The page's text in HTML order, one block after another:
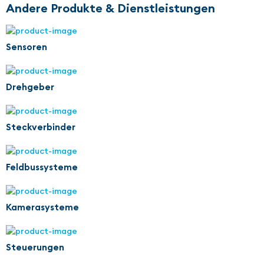
Andere Produkte & Dienstleistungen
Sensoren
Drehgeber
Steckverbinder
Feldbussysteme
Kamerasysteme
Steuerungen